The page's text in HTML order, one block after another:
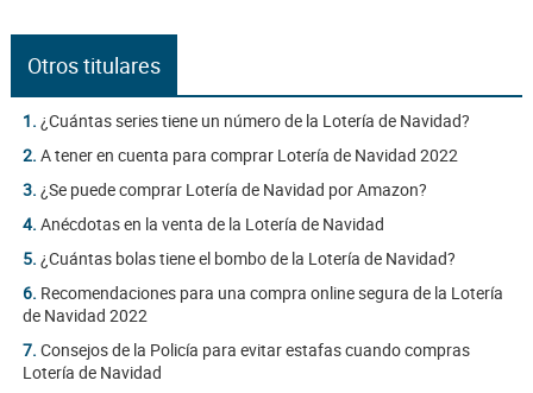
Otros titulares
1. ¿Cuántas series tiene un número de la Lotería de Navidad?
2. A tener en cuenta para comprar Lotería de Navidad 2022
3. ¿Se puede comprar Lotería de Navidad por Amazon?
4. Anécdotas en la venta de la Lotería de Navidad
5. ¿Cuántas bolas tiene el bombo de la Lotería de Navidad?
6. Recomendaciones para una compra online segura de la Lotería
de Navidad 2022
7. Consejos de la Policía para evitar estafas cuando compras
Lotería de Navidad